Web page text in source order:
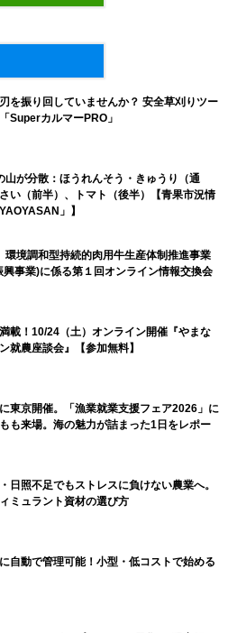
を振り回していませんか？ 安全草刈りツー
SuperカルマーPRO」
山が分散：ほうれんそう・きゅうり（通
い（前半）、トマト（後半）【青果市況情
」】
境調和型持続的肉用牛生産体制推進事業
事業)に係る第１回オンライン情報交換会
載！10/24（土）オンライン開催『やまな
就農座談会』【参加無料】
東京開催。「漁業就業支援フェア2026」に
も来場。海の魅力が詰まった1日をレポー
日照不足でもストレスに負けない農業へ。
ミュラント資材の選び方
自動で管理可能！小型・低コストで始める